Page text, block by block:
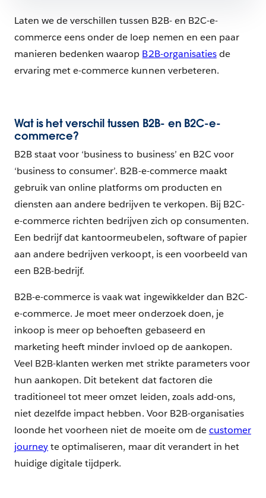
Laten we de verschillen tussen B2B- en B2C-e-
commerce eens onder de loep nemen en een paar
manieren bedenken waarop B2B-organisatiesde
ervaring met e-commerce kunnen verbeteren.
Wat is het verschil tussen B2B- en B2C-e-
commerce?
B2B staat voor ‘business to business’ en B2C voor
‘business to consumer’. B2B-e-commerce maakt
gebruik van online platforms om producten en
diensten aan andere bedrijven te verkopen. Bij B2C-
e-commerce richten bedrijven zich op consumenten.
Een bedrijf dat kantoormeubelen, software of papier
aan andere bedrijven verkoopt, is een voorbeeld van
een B2B-bedrijf.
B2B-e-commerce is vaak wat ingewikkelder dan B2C-
e-commerce. Je moet meer onderzoek doen, je
inkoop is meer op behoeften gebaseerd en
marketing heeft minder invloed op de aankopen.
Veel B2B-klanten werken met strikte parameters voor
hun aankopen. Dit betekent dat factoren die
traditioneel tot meer omzet leiden, zoals add-ons,
niet dezelfde impact hebben. Voor B2B-organisaties
loonde het voorheen niet de moeite om decustomer
journeyte optimaliseren, maar dit verandert in het
huidige digitale tijdperk.